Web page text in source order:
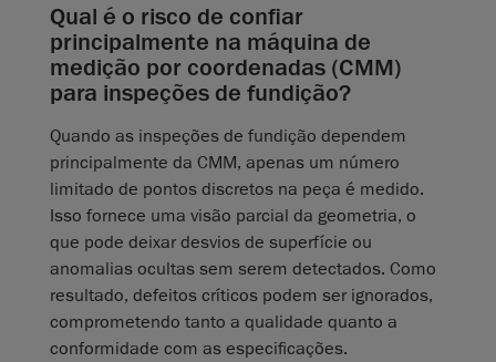
Qual é o risco de confiar
principalmente na máquina de
medição por coordenadas (CMM)
para inspeções de fundição?
Quando as inspeções de fundição dependem
principalmente da CMM, apenas um número
limitado de pontos discretos na peça é medido.
Isso fornece uma visão parcial da geometria, o
que pode deixar desvios de superfície ou
anomalias ocultas sem serem detectados. Como
resultado, defeitos críticos podem ser ignorados,
comprometendo tanto a qualidade quanto a
conformidade com as especificações.